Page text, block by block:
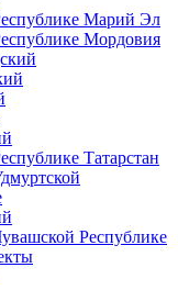
Марий Эл
Мордовия
Татарстан
Республике